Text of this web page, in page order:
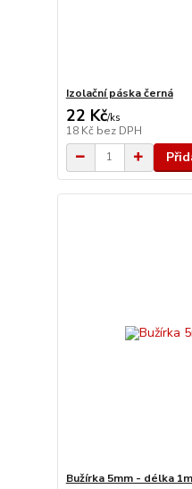
Izolační páska černá
22 Kč/ks
18 Kč bez DPH
Bužírka 5mm - délka 1m